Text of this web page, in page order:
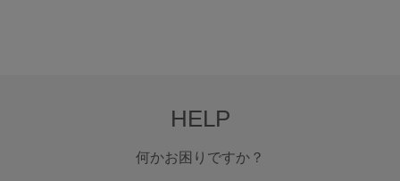
HELP
何かお困りですか？